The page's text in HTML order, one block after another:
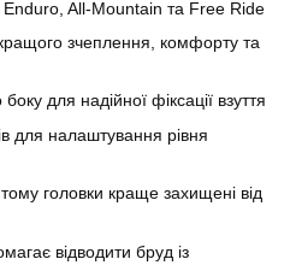
All-Mountain та Free Ride
зчеплення, комфорту та
для надійної фіксації взуття
для налаштування рівня
головки краще захищені від
відводити бруд із